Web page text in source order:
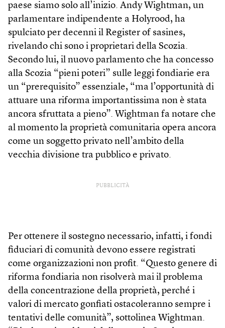
paese siamo solo all’inizio. Andy Wightman, un
parlamentare indipendente a Holyrood, ha
spulciato per decenni il Register of sasines,
rivelando chi sono i proprietari della Scozia.
Secondo lui, il nuovo parlamento che ha concesso
alla Scozia “pieni poteri” sulle leggi fondiarie era
un “prerequisito” essenziale, “ma l’opportunità di
attuare una riforma importantissima non è stata
ancora sfruttata a pieno”. Wightman fa notare che
al momento la proprietà comunitaria opera ancora
come un soggetto privato nell’ambito della
vecchia divisione tra pubblico e privato.
PUBBLICITÀ
Per ottenere il sostegno necessario, infatti, i fondi
fiduciari di comunità devono essere registrati
come organizzazioni non profit. “Questo genere di
riforma fondiaria non risolverà mai il problema
della concentrazione della proprietà, perché i
valori di mercato gonfiati ostacoleranno sempre i
tentativi delle comunità”, sottolinea Wightman.